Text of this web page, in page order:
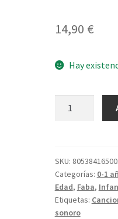
14,90 €
Hay
SKU:
Categorías: 0-1
Edad, Faba,
Etiquetas:
sonoro